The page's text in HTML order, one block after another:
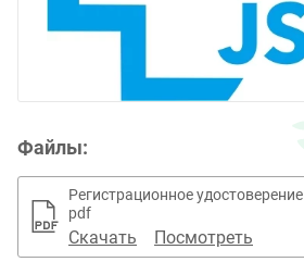
Файлы:
Регистрационное
pdf
Скачать Посмотреть